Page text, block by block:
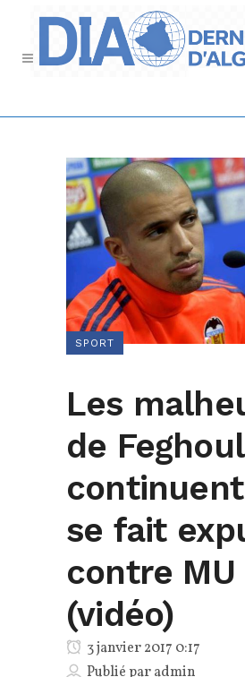
SPORT
Les
de
se fait
contre MU
(vidéo)
3 janvier 2017 0:17
Publié paradmin